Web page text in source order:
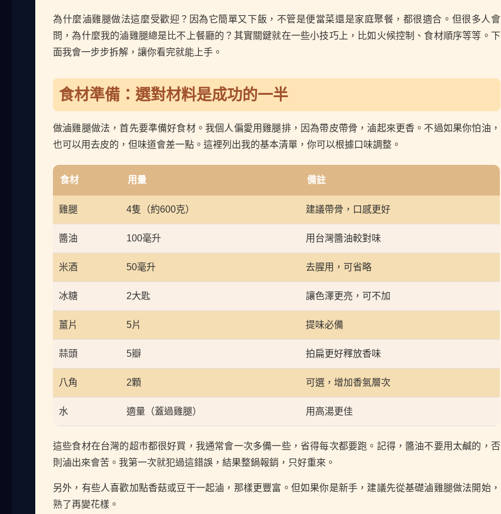
為什麼滷雞腿做法這麼受歡迎？因為它簡單又下飯，不管是便當菜還是家庭聚餐，都很適合。但很多人會
問，為什麼我的滷雞腿總是比不上餐廳的？其實關鍵就在一些小技巧上，比如火候控制、食材順序等等。下
面我會一步步拆解，讓你看完就能上手。
食材準備：選對材料是成功的一半
做滷雞腿做法，首先要準備好食材。我個人偏愛用雞腿排，因為帶皮帶骨，滷起來更香。不過如果你怕油，
也可以用去皮的，但味道會差一點。這裡列出我的基本清單，你可以根據口味調整。
食材 用量 備註
雞腿 4隻（約600克） 建議帶骨，口感更好
醬油 100毫升 用台灣醬油較對味
米酒 50毫升 去腥用，可省略
冰糖 2大匙 讓色澤更亮，可不加
薑片 5片 提味必備
蒜頭 5瓣 拍扁更好釋放香味
八角 2顆 可選，增加香氣層次
水 適量（蓋過雞腿） 用高湯更佳
這些食材在台灣的超市都很好買，我通常會一次多備一些，省得每次都要跑。記得，醬油不要用太鹹的，否
則滷出來會苦。我第一次就犯過這錯誤，結果整鍋報銷，只好重來。
另外，有些人喜歡加點香菇或豆干一起滷，那樣更豐富。但如果你是新手，建議先從基礎滷雞腿做法開始，
熟了再變花樣。